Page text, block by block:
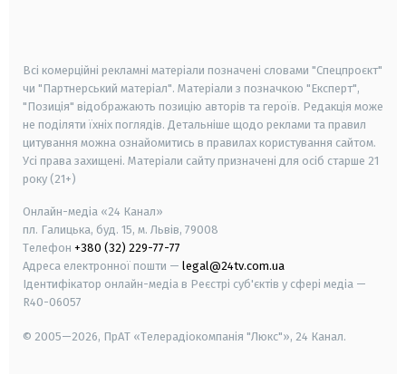
Всі комерційні рекламні матеріали позначені словами "Спецпроєкт"
чи "Партнерський матеріал". Матеріали з позначкою "Експерт",
"Позиція" відображають позицію авторів та героїв. Редакція може
не поділяти їхніх поглядів. Детальніше щодо реклами та правил
цитування можна ознайомитись в правилах користування сайтом.
Усі права захищені. Матеріали сайту призначені для осіб старше 21
року (21+)
Онлайн-медіа «24 Канал»
пл. Галицька, буд. 15, м. Львів, 79008
Телефон +380 (32) 229-77-77
Адреса електронної пошти — legal@24tv.com.ua
Ідентифікатор онлайн-медіа в Реєстрі суб'єктів у сфері медіа —
R40-06057
© 2005—2026, ПрАТ «Телерадіокомпанія "Люкс"», 24 Канал.